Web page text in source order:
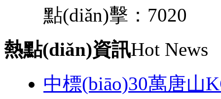
點(diǎn)擊：7020
熱點(diǎn)資訊Hot News
中標(biāo)30萬唐山